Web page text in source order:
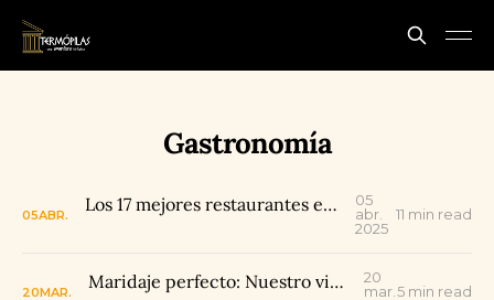
Gastronomía
05ABR. Los 17 mejores restaurantes en Rivera, Huila
05
abr.
2025
11 min read
20MAR. Maridaje perfecto: Nuestro vino rosé con platos típicos del Huila
20
mar. 5 min read